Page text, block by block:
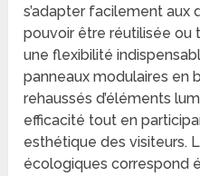
s’adapter facilement aux
pouvoir être réutilisée ou
une flexibilité
panneaux modulaires en
rehaussés d’éléments
efficacité tout en
esthétique des visiteurs.
écologiques correspond